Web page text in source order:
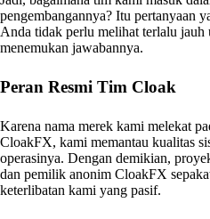
pengembangannya? Itu pertanyaan
Anda tidak perlu melihat terlalu jauh
menemukan jawabannya.
Peran Resmi Tim Cloak
Karena nama merek kami melekat
CloakFX, kami memantau kualitas
operasinya. Dengan demikian,
dan pemilik anonim CloakFX
keterlibatan kami yang pasif.